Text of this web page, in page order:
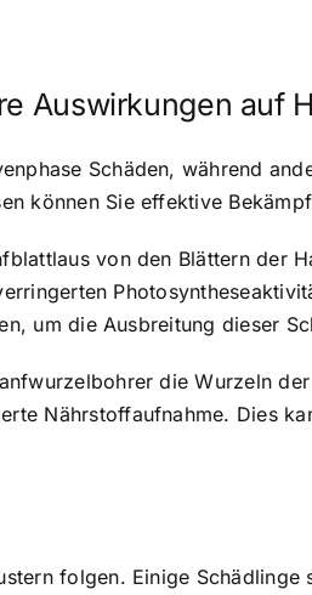
Auswirkungen auf
Schäden, während
können Sie effektive
von den Blättern der
um die Ausbreitung dieser
die Wurzeln
Nährstoffaufnahme. Dies
folgen. Einige